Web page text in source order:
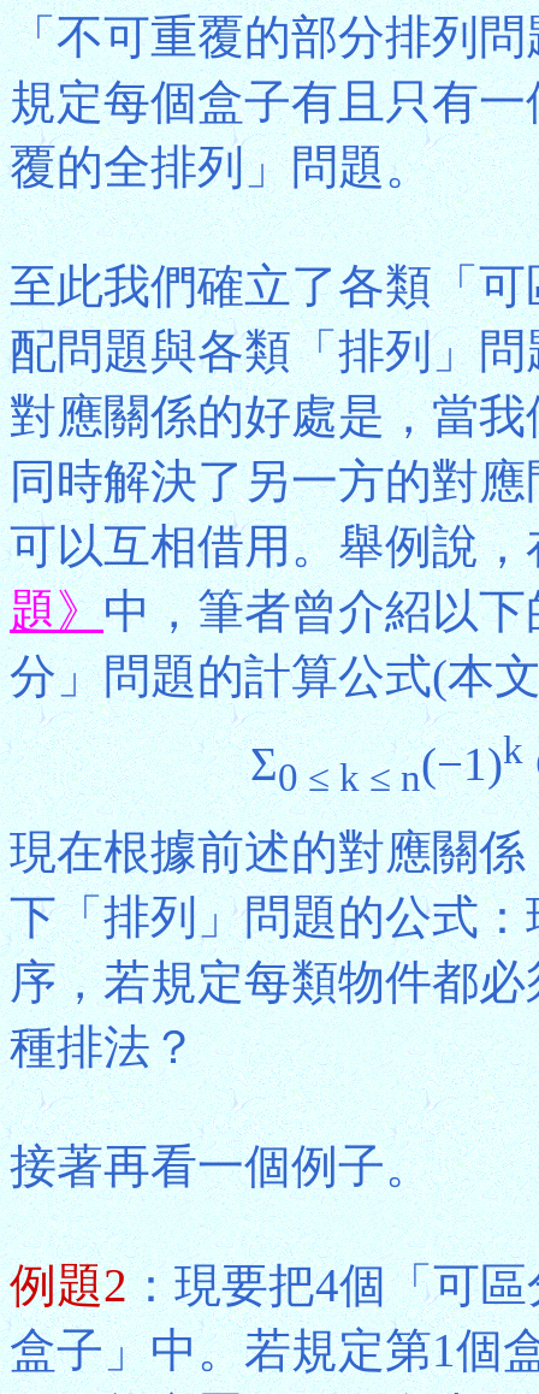
「不可重覆的部分排列
規定每個盒子有且只有
覆的全排列」問題。
至此我們確立了各類「
配問題與各類「排列」
對應關係的好處是，當
同時解決了另一方的對
可以互相借用。舉例說，
題》中，筆者曾介紹以
分」問題的計算公式(本
Σ0 ≤ k ≤ n(−1)k
現在根據前述的對應關
下「排列」問題的公式
序，若規定每類物件都
種排法？
接著再看一個例子。
例題2：現要把4個「可
盒子」中。若規定第1個